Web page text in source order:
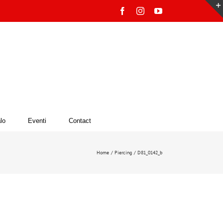
FacebookInstagramYouTube
Eventi Contact
Home Piercing D81_0142_b